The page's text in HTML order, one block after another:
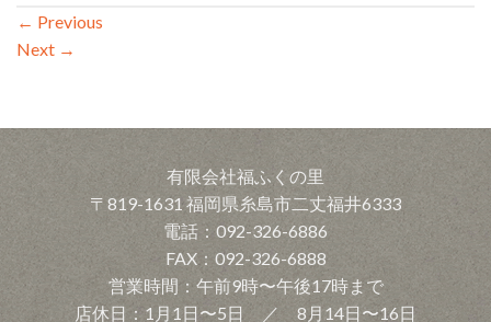
← Previous
Next →
有限会社福ふくの里
〒819-1631 福岡県糸島市二丈福井6333
電話：092-326-6886
FAX：092-326-6888
営業時間：午前9時〜午後17時まで
店休日：1月1日〜5日 ／ 8月14日〜16日